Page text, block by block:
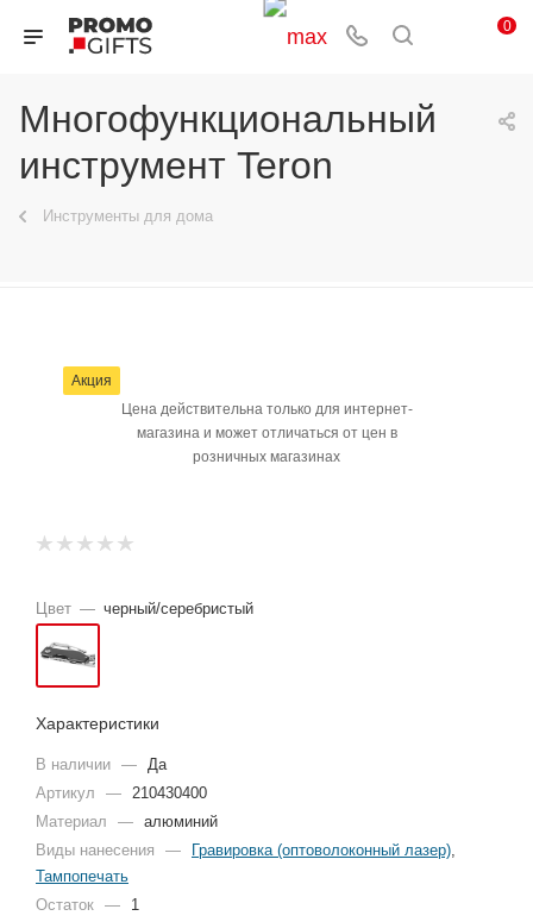
0
Многофункциональный
инструмент Teron
Инструменты для дома
Акция
Цена действительна только для интернет-
магазина и может отличаться от цен в
розничных магазинах
Цвет — черный/серебристый
Характеристики
В наличии —
Да
Артикул
—
210430400
Материал
— алюминий
Виды нанесения
— Гравировка (оптоволоконный лазер)
Тампопечать
Остаток —
1